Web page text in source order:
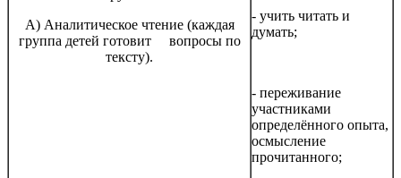
А) Аналитическое чтение (каждая
группа детей готовит вопросы по
тексту).
- учить читать и
думать;
- переживание
участниками
определённого опыта,
осмысление
прочитанного;